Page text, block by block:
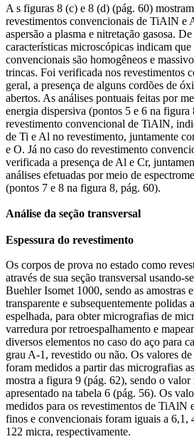
A s figuras 8 (c) e 8 (d) (pág. 60)
revestimentos convencionais de TiAlN e
aspersão a plasma e nitretação gasosa.
características microscópicas indicam
convencionais são homogêneos e
trincas. Foi verificada nos revestimentos
geral, a presença de alguns cordões de
abertos. As análises pontuais feitas por
energia dispersiva (pontos 5 e 6 na
revestimento convencional de TiAlN,
de Ti e Al no revestimento, juntamente
e O. Já no caso do revestimento
verificada a presença de Al e Cr,
análises efetuadas por meio de
(pontos 7 e 8 na figura 8, pág. 60).
Análise da seção transversal
Espessura do revestimento
Os corpos de prova no estado como
através de sua seção transversal usando-
Buehler Isomet 1000, sendo as amostras
transparente e subsequentemente polidas
espelhada, para obter micrografias de
varredura por retroespalhamento e
diversos elementos no caso do aço para
grau A-1, revestido ou não. Os valores
foram medidos a partir das micrografias
mostra a figura 9 (pág. 62), sendo o valor
apresentado na tabela 6 (pág. 56). Os
medidos para os revestimentos de TiAlN
finos e convencionais foram iguais a 6,1,
122 micra, respectivamente.